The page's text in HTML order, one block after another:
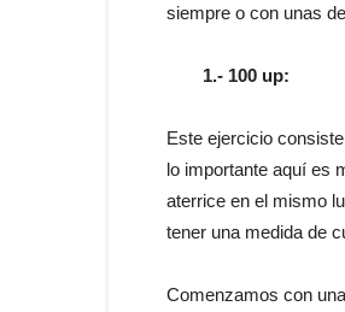
siempre o con unas
1.- 100 up:
Este ejercicio
lo importante aquí es
aterrice en el mismo
tener una medida de
Comenzamos con